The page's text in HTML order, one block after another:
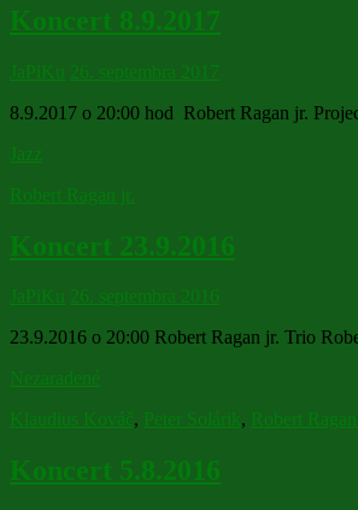
Koncert 8.9.2017
JaPiKu 26. septembra 2017
8.9.2017 o 20:00 hod Robert Ragan jr.
Jazz
Robert Ragan jr.
Koncert 23.9.2016
JaPiKu 26. septembra 2016
23.9.2016 o 20:00 Robert Ragan jr. Trio
Nezaradené
Klaudius Kováč, Peter Solárik, Robert Ragan
Koncert 5.8.2016